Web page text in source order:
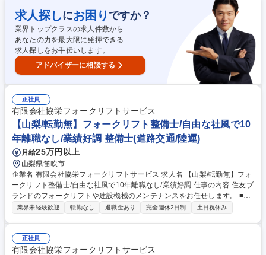
待。 【組織や働き方】正社員15名規模、派遣社員が30名規模の組織。土
日出勤は想定無だが、年1～2回の設備点検の立会い等で発生する可能性
有。 募集職種 【静岡/愛鷹】資材倉庫担当（進捗管理・在庫適正化・DX推
進）/プライム上場
求人探しにお困り ですか？
業界トップクラスの求人件数から
あなたの力を最大限に発揮できる
求人探しをお手伝いします。
アドバイザーに相談する
正社員
有限会社協栄フォークリフトサービス
【山梨/転勤無】フォークリフト整備士/自由な社風で10
年離職なし/業績好調 整備士(道路交通/陸運)
月給25万円以上
山梨県笛吹市
企業名 有限会社協栄フォークリフトサービス 求人名 【山梨/転勤無】フォ
ークリフト整備士/自由な社風で10年離職なし/業績好調 仕事の内容 住友ブ
ランドのフォークリフトや建設機械のメンテナンスをお任せします。 ■法
令に基づく定期点検（月例・年次）：ブレーキや油圧装置の動作確認■故
守 ■報告・管理：作業内容をお客様へ説明し、タブレットで報告書を作成
募集職種 【山梨/転勤無】フォークリフト整備士/自由な社風で10年離職な
業界未経験歓迎 転勤なし 退職金あり 完全週休2日制 土日祝休み
正社員
有限会社協栄フォークリフトサービス